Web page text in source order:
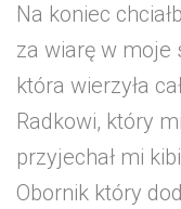
Na koniec
za wiarę w moje
która wierzyła
Radkowi, który
przyjechał mi
Obornik który